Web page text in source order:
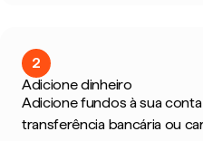
2
Adicione dinheiro
Adicione fundos à sua
transferência bancária ou